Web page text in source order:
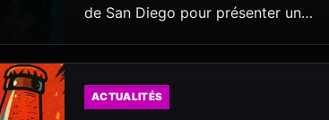
de San Diego pour présenter un…
ACTUALITÉS